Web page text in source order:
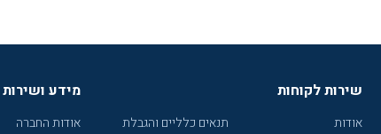
שירות לקוחות
אודות
תנאים כלליים והגבלת
מידע ושירות
אודות החברה